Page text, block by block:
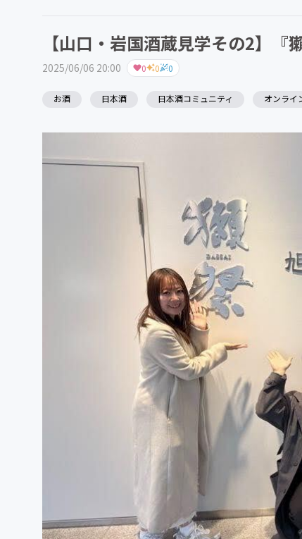
【山口・岩国酒蔵見学その2】『
2025/06/06 20:00 0 0 0
お酒 日本酒 日本酒コミュニティ オンライ